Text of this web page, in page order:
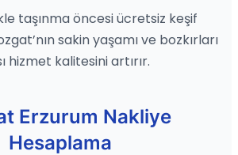
taşınma öncesi ücretsiz keşif
sakin yaşamı ve bozkırları
hizmet kalitesini artırır.
Erzurum Nakliye
Hesaplama